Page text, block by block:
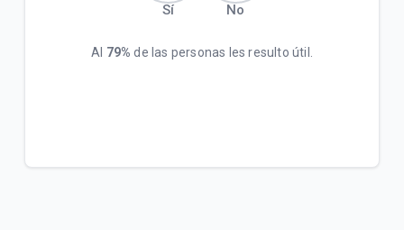
Sí No
Al 79% de las personas les resulto útil.